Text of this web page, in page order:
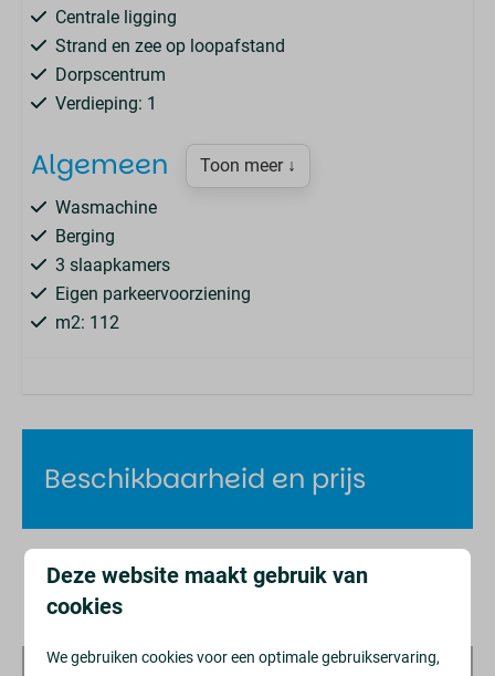
Centrale ligging
Strand en zee op loopafstand
Dorpscentrum
Verdieping: 1
Algemeen
Wasmachine
Berging
3 slaapkamers
Eigen parkeervoorziening
m2: 112
Badkamer
Douche
Toon meer ↓
Beschikbaarheid en prijs
1 Verblijfsvoorkeuren
Deze website maakt gebruik van
cookies
We gebruiken cookies voor een optimale gebruikservaring,